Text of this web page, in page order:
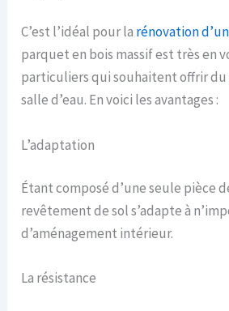
C’est l’idéal pour la rénovation
parquet en bois massif est très en
particuliers qui souhaitent offrir du
salle d’eau. En voici les avantages :
L’adaptation
Étant composé d’une seule pièce
revêtement de sol s’adapte à
d’aménagement intérieur.
La résistance